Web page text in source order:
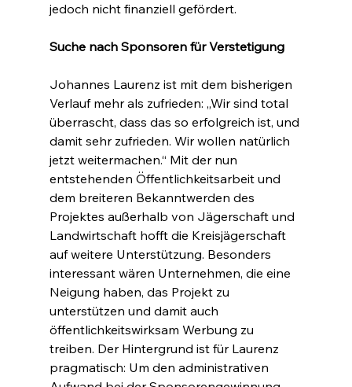
jedoch nicht finanziell gefördert.
Suche nach Sponsoren für Verstetigung
Johannes Laurenz ist mit dem bisherigen
Verlauf mehr als zufrieden: „Wir sind total
überrascht, dass das so erfolgreich ist, und
damit sehr zufrieden. Wir wollen natürlich
jetzt weitermachen.“ Mit der nun
entstehenden Öffentlichkeitsarbeit und
dem breiteren Bekanntwerden des
Projektes außerhalb von Jägerschaft und
Landwirtschaft hofft die Kreisjägerschaft
auf weitere Unterstützung. Besonders
interessant wären Unternehmen, die eine
Neigung haben, das Projekt zu
unterstützen und damit auch
öffentlichkeitswirksam Werbung zu
treiben. Der Hintergrund ist für Laurenz
pragmatisch: Um den administrativen